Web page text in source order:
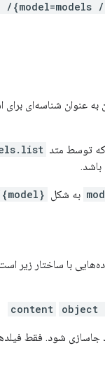
/{model=models
به عنوان شناسه‌ای
که توسط متد
به شکل
با ساختار زیر
content object
جاسازی شود. فقط